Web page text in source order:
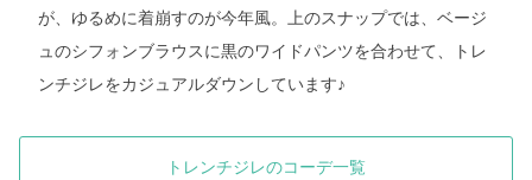
が、ゆるめに着崩すのが今年風。上のスナップでは、ベージ
ュのシフォンブラウスに黒のワイドパンツを合わせて、トレ
ンチジレをカジュアルダウンしています♪
トレンチジレのコーデ一覧